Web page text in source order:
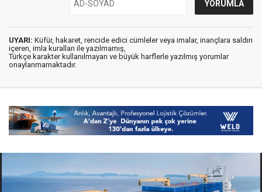
UYARI: Küfür, hakaret, rencide edici cümleler veya imalar, inançlara saldırı
içeren, imla kuralları ile yazılmamış,
Türkçe karakter kullanılmayan ve büyük harflerle yazılmış yorumlar
onaylanmamaktadır.